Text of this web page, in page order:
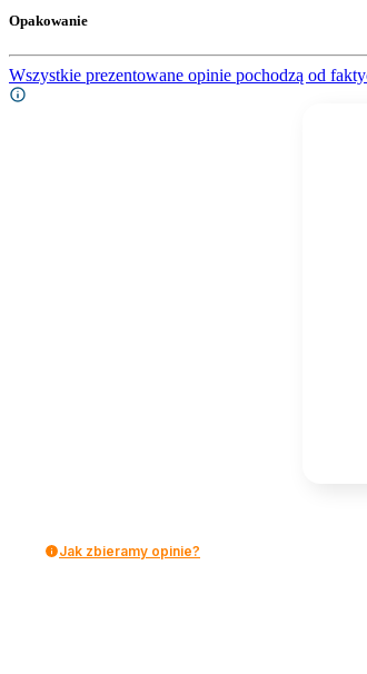
Opakowanie
Wszystkie prezentowane opinie pochodzą od
Jak zbieramy opinie?